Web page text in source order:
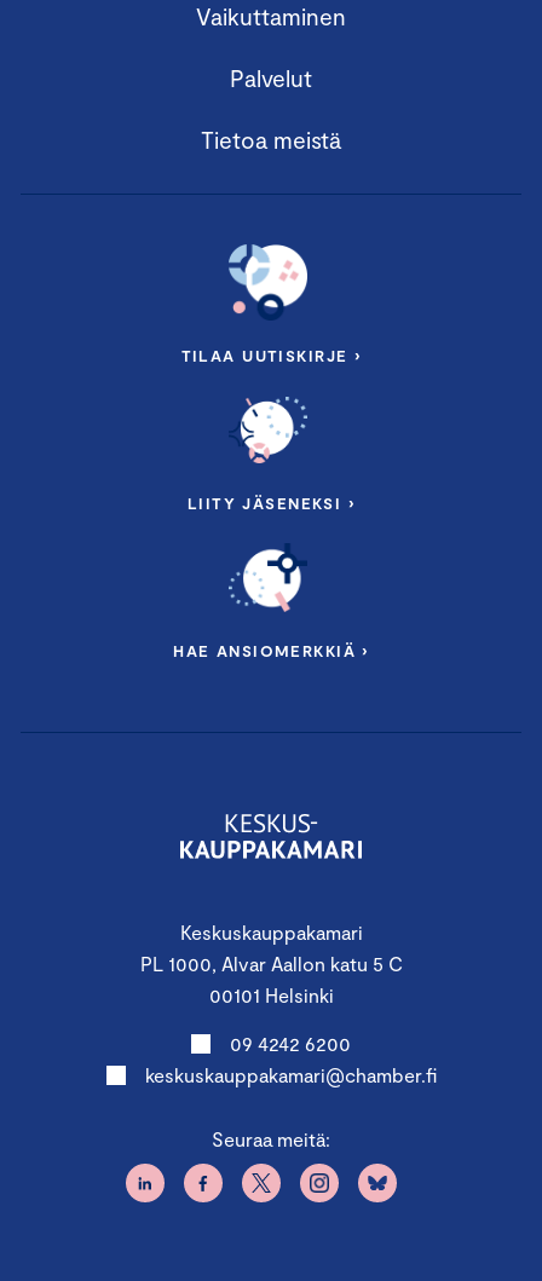
Keskuskauppakamari
PL 1000, Alvar Aallon katu 5 C
00101 Helsinki
09 4242 6200
keskuskauppakamari@chamber.fi
Seuraa meitä:
Vaikuttaminen
Palvelut
Tietoa meistä
TILAA UUTISKIRJE ›
LIITY JÄSENEKSI ›
HAE ANSIOMERKKIÄ ›